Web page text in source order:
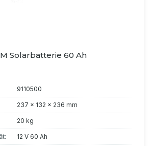
Solarbatterie 60 Ah
9110500
237 x 132 x 236 mm
20 kg
12 V 60 Ah